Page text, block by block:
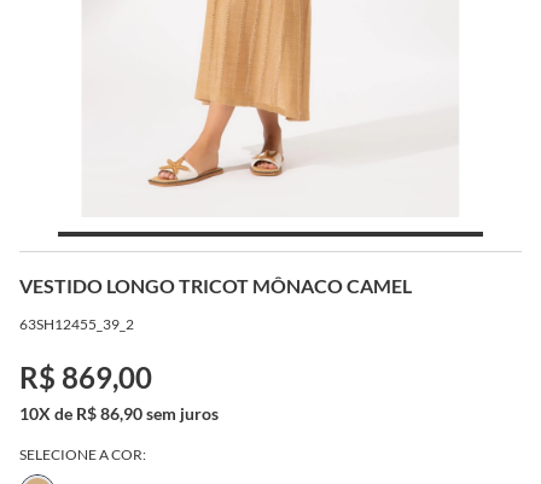
VESTIDO LONGO TRICOT MÔNACO CAMEL
63SH12455_39_2
R$ 869,00
10X de R$ 86,90 sem juros
SELECIONE A COR: